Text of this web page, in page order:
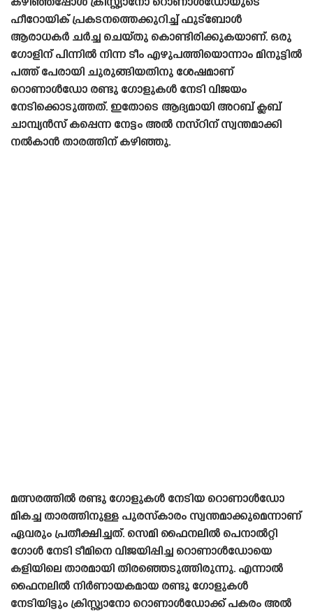
കഴിഞ്ഞപ്പോൾ ക്രിസ്റ്റ്യാനോ റൊണാൾഡോയുടെ
ഹീറോയിക് പ്രകടനത്തെക്കുറിച്ച് ഫുട്ബോൾ
ആരാധകർ ചർച്ച ചെയ്‌തു കൊണ്ടിരിക്കുകയാണ്. ഒരു
ഗോളിന് പിന്നിൽ നിന്ന ടീം എഴുപത്തിയൊന്നാം മിനുട്ടിൽ
പത്ത് പേരായി ചുരുങ്ങിയതിനു ശേഷമാണ്
റൊണാൾഡോ രണ്ടു ഗോളുകൾ നേടി വിജയം
നേടിക്കൊടുത്തത്. ഇതോടെ ആദ്യമായി അറബ് ക്ലബ്
ചാമ്പ്യൻസ് കപ്പെന്ന നേട്ടം അൽ നസ്റിന് സ്വന്തമാക്കി
നൽകാൻ താരത്തിന് കഴിഞ്ഞു.
മത്സരത്തിൽ രണ്ടു ഗോളുകൾ നേടിയ റൊണാൾഡോ
മികച്ച താരത്തിനുള്ള പുരസ്‌കാരം സ്വന്തമാക്കുമെന്നാണ്
ഏവരും പ്രതീക്ഷിച്ചത്. സെമി ഫൈനലിൽ പെനാൽറ്റി
ഗോൾ നേടി ടീമിനെ വിജയിപ്പിച്ച റൊണാൾഡോയെ
കളിയിലെ താരമായി തിരഞ്ഞെടുത്തിരുന്നു. എന്നാൽ
ഫൈനലിൽ നിർണായകമായ രണ്ടു ഗോളുകൾ
നേടിയിട്ടും ക്രിസ്റ്റ്യാനോ റൊണാൾഡോക്ക് പകരം അൽ